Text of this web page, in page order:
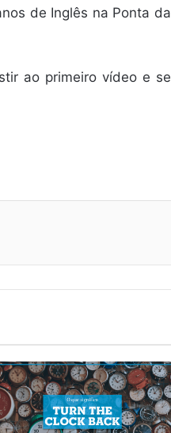
de Inglês na Ponta da
ao primeiro vídeo e se